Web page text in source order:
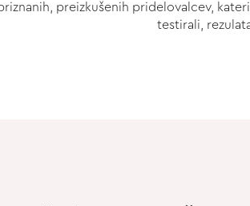
preizkušenih pridelovalcev,
testirali,